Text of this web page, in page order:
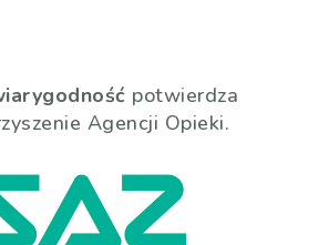
potwierdza
Agencji Opieki.